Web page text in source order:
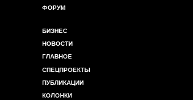
ФОРУМ
БИЗНЕС
НОВОСТИ
ГЛАВНОЕ
СПЕЦПРОЕКТЫ
ПУБЛИКАЦИИ
КОЛОНКИ